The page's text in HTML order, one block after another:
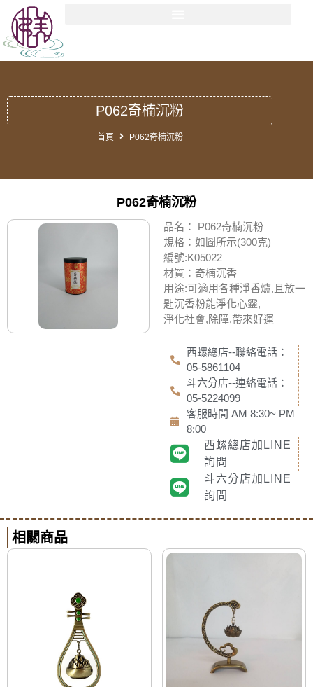
P062奇楠沉粉
首頁 P062奇楠沉粉
P062奇楠沉粉
品名： P062奇楠沉粉
規格：如圖所示(300克)
編號:K05022
材質：奇楠沉香
用途:可適用各種淨香爐,且放一
匙沉香粉能淨化心靈,
淨化社會,除障,帶來好運
西螺總店--聯絡電話：
05-5861104
斗六分店--連絡電話：
05-5224099
客服時間 AM 8:30~ PM
8:00
西螺總店加LINE
詢問
斗六分店加LINE
詢問
相關商品